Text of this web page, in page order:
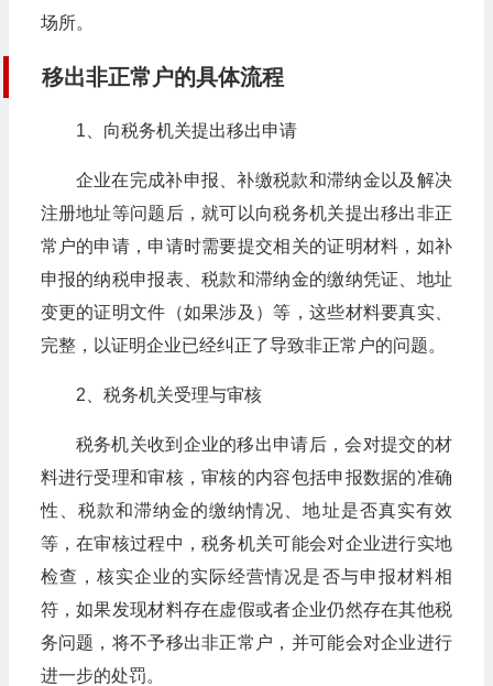
场所。
移出非正常户的具体流程
1、向税务机关提出移出申请
企业在完成补申报、补缴税款和滞纳金以及解决
注册地址等问题后，就可以向税务机关提出移出非正
常户的申请，申请时需要提交相关的证明材料，如补
申报的纳税申报表、税款和滞纳金的缴纳凭证、地址
变更的证明文件（如果涉及）等，这些材料要真实、
完整，以证明企业已经纠正了导致非正常户的问题。
2、税务机关受理与审核
税务机关收到企业的移出申请后，会对提交的材
料进行受理和审核，审核的内容包括申报数据的准确
性、税款和滞纳金的缴纳情况、地址是否真实有效
等，在审核过程中，税务机关可能会对企业进行实地
检查，核实企业的实际经营情况是否与申报材料相
符，如果发现材料存在虚假或者企业仍然存在其他税
务问题，将不予移出非正常户，并可能会对企业进行
进一步的处罚。